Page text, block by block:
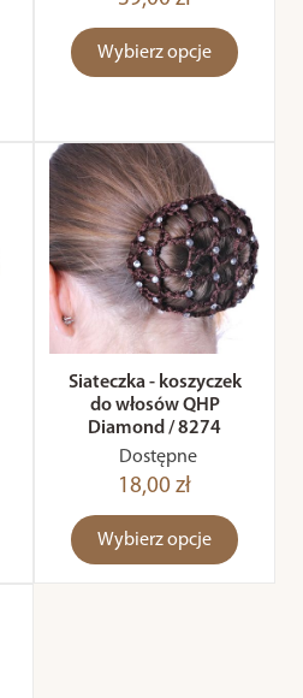
Wybierz opcje
Siateczka - koszyczek
do włosów QHP
Diamond / 8274
Dostępne
18,00 zł
Wybierz opcje